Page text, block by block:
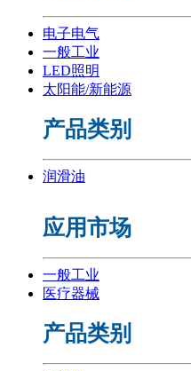
电子电气
一般工业
LED照明
太阳能/新能源
产品类别
润滑油
应用市场
一般工业
医疗器械
产品类别